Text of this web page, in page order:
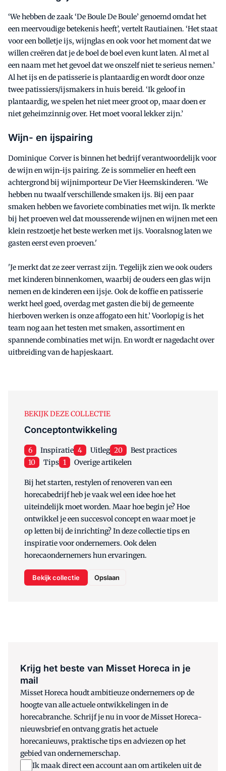
‘We hebben de zaak ‘De Boule De Boule’ genoemd omdat het
een meervoudige betekenis heeft’, vertelt Rautiainen. ‘Het staat
voor een bolletje ijs, wijnglas en ook voor het moment dat we
willen creëren dat je de boel de boel even kunt laten. Al met al
een naam met het gevoel dat we onszelf niet te serieus nemen.’
Al het ijs en de patisserie is plantaardig en wordt door onze
twee patissiers/ijsmakers in huis bereid. ‘Ik geloof in
plantaardig, we spelen het niet meer groot op, maar doen er
niet geheimzinnig over. Het moet vooral lekker zijn.’
Wijn- en ijspairing
Dominique Corver is binnen het bedrijf verantwoordelijk voor
de wijn en wijn-ijs pairing. Ze is sommelier en heeft een
achtergrond bij wijnimporteur De Vier Heemskinderen. ‘We
hebben nu twaalf verschillende smaken ijs. Bij een paar
smaken hebben we favoriete combinaties met wijn. Ik merkte
bij het proeven wel dat mousserende wijnen en wijnen met een
klein restzoetje het beste werken met ijs. Vooralsnog laten we
gasten eerst even proeven.'
'Je merkt dat ze zeer verrast zijn. Tegelijk zien we ook ouders
met kinderen binnenkomen, waarbij de ouders een glas wijn
nemen en de kinderen een ijsje. Ook de koffie en patisserie
werkt heel goed, overdag met gasten die bij de gemeente
hierboven werken is onze affogato een hit.’ Voorlopig is het
team nog aan het testen met smaken, assortiment en
spannende combinaties met wijn. En wordt er nagedacht over
uitbreiding van de hapjeskaart.
BEKIJK DEZE COLLECTIE
Conceptontwikkeling
6 Inspiratie 4 Uitleg 20
Best practices
10
Tips 1 Overige artikelen
Bij het starten, restylen of renoveren van een
horecabedrijf heb je vaak wel een idee hoe het
uiteindelijk moet worden. Maar hoe begin je? Hoe
ontwikkel je een succesvol concept en waar moet je
op letten bij de inrichting? In deze collectie tips en
inspiratie voor ondernemers. Ook delen
horecaondernemers hun ervaringen.
Bekijk collectie Opslaan
Krijg het beste van Misset Horeca in je
mail
Misset Horeca houdt ambitieuze ondernemers op de
hoogte van alle actuele ontwikkelingen in de
horecabranche. Schrijf je nu in voor de Misset Horeca-
nieuwsbrief en ontvang gratis het actuele
horecanieuws, praktische tips en adviezen op het
gebied van ondernemerschap.
Ik maak direct een account aan om artikelen uit de